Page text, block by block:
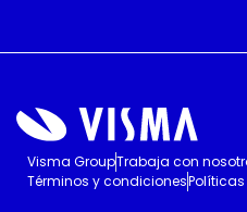
Visma GroupTrabaja con
Términos y condiciones